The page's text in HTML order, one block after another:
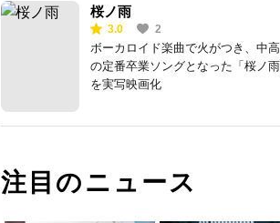
桜ノ雨
3.0 2
ボーカロイド楽曲で火がつき、中
の定番卒業ソングとなった「桜ノ
を実写映画化
注目のニュース